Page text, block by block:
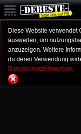
Diese Website verwendet
auswerten, um
anzuzeigen. Weitere
du deren Verwendung
Datenschutzhinweisen.